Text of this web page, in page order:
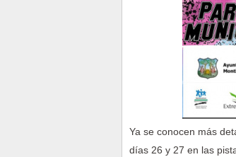
Ya se conocen más
días 26 y 27 en las